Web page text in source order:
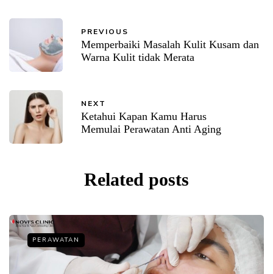
PREVIOUS
Memperbaiki Masalah Kulit Kusam dan
Warna Kulit tidak Merata
NEXT
Ketahui Kapan Kamu Harus
Memulai Perawatan Anti Aging
Related posts
PERAWATAN